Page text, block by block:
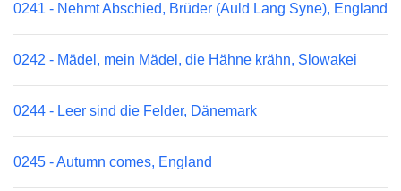
0241 - Nehmt Abschied, Brüder (Auld Lang Syne), England
0242 - Mädel, mein Mädel, die Hähne krähn, Slowakei
0244 - Leer sind die Felder, Dänemark
0245 - Autumn comes, England